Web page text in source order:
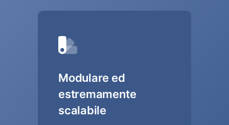
Modulare ed
estremamente
scalabile